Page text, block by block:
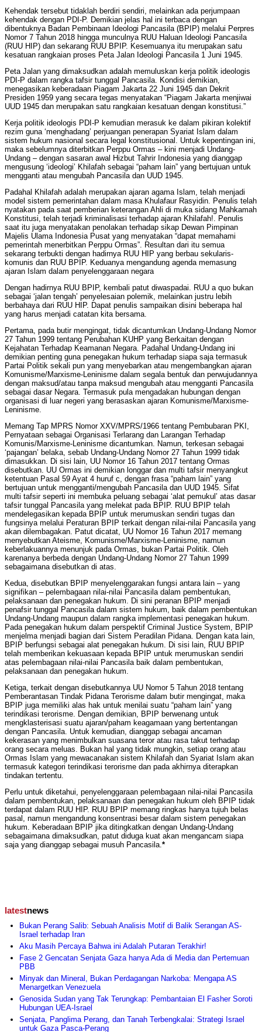
Kehendak tersebut tidaklah berdiri sendiri, melainkan ada perjumpaan
kehendak dengan PDI-P. Demikian jelas hal ini terbaca dengan
dibentuknya Badan Pembinaan Ideologi Pancasila (BPIP) melalui Perpres
Nomor 7 Tahun 2018 hingga munculnya RUU Haluan Ideologi Pancasila
(RUU HIP) dan sekarang RUU BPIP. Kesemuanya itu merupakan satu
kesatuan rangkaian proses Peta Jalan Ideologi Pancasila 1 Juni 1945.
Peta Jalan yang dimaksudkan adalah memuluskan kerja politik ideologis
PDI-P dalam rangka tafsir tunggal Pancasila. Kondisi demikian,
menegasikan keberadaan Piagam Jakarta 22 Juni 1945 dan Dekrit
Presiden 1959 yang secara tegas menyatakan “Piagam Jakarta menjiwai
UUD 1945 dan merupakan satu rangkaian kesatuan dengan konstitusi.”
Kerja politik ideologis PDI-P kemudian merasuk ke dalam pikiran kolektif
rezim guna ‘menghadang’ perjuangan penerapan Syariat Islam dalam
sistem hukum nasional secara legal konstitusional. Untuk kepentingan ini,
maka sebelumnya diterbitkan Perppu Ormas – kini menjadi Undang-
Undang – dengan sasaran awal Hizbut Tahrir Indonesia yang dianggap
mengusung ‘ideologi’ Khilafah sebagai “paham lain” yang bertujuan untuk
mengganti atau mengubah Pancasila dan UUD 1945.
Padahal Khilafah adalah merupakan ajaran agama Islam, telah menjadi
model sistem pemerintahan dalam masa Khulafaur Rasyidin. Penulis telah
nyatakan pada saat pemberian keterangan Ahli di muka sidang Mahkamah
Konstitusi, telah terjadi kriminalisasi terhadap ajaran Khilafah!. Penulis
saat itu juga menyatakan penolakan terhadap sikap Dewan Pimpinan
Majelis Ulama Indonesia Pusat yang menyatakan “dapat memahami
pemerintah menerbitkan Perppu Ormas”. Resultan dari itu semua
sekarang terbukti dengan hadirnya RUU HIP yang berbau sekularis-
komunis dan RUU BPIP. Keduanya mengandung agenda memasung
ajaran Islam dalam penyelenggaraan negara
Dengan hadirnya RUU BPIP, kembali patut diwaspadai. RUU a quo bukan
sebagai ‘jalan tengah’ penyelesaian polemik, melainkan justru lebih
berbahaya dari RUU HIP. Dapat penulis sampaikan disini beberapa hal
yang harus menjadi catatan kita bersama.
Pertama, pada butir mengingat, tidak dicantumkan Undang-Undang Nomor
27 Tahun 1999 tentang Perubahan KUHP yang Berkaitan dengan
Kejahatan Terhadap Keamanan Negara. Padahal Undang-Undang ini
demikian penting guna penegakan hukum terhadap siapa saja termasuk
Partai Politik sekali pun yang menyebarkan atau mengembangkan ajaran
Komunisme/Marxisme-Leninisme dalam segala bentuk dan perwujudannya
dengan maksud/atau tanpa maksud mengubah atau mengganti Pancasila
sebagai dasar Negara. Termasuk pula mengadakan hubungan dengan
organisasi di luar negeri yang berasaskan ajaran Komunisme/Marxisme-
Leninisme.
Memang Tap MPRS Nomor XXV/MPRS/1966 tentang Pembubaran PKI,
Pernyataan sebagai Organisasi Terlarang dan Larangan Terhadap
Komunis/Marxisme-Leninisme dicantumkan. Namun, terkesan sebagai
‘pajangan’ belaka, sebab Undang-Undang Nomor 27 Tahun 1999 tidak
dimasukkan. Di sisi lain, UU Nomor 16 Tahun 2017 tentang Ormas
disebutkan. UU Ormas ini demikian longgar dan multi tafsir menyangkut
ketentuan Pasal 59 Ayat 4 huruf c, dengan frasa “paham lain” yang
bertujuan untuk mengganti/mengubah Pancasila dan UUD 1945. Sifat
multi tafsir seperti ini membuka peluang sebagai ‘alat pemukul’ atas dasar
tafsir tunggal Pancasila yang melekat pada BPIP. RUU BPIP telah
mendelegasikan kepada BPIP untuk merumuskan sendiri tugas dan
fungsinya melalui Peraturan BPIP terkait dengan nilai-nilai Pancasila yang
akan dilembagakan. Patut dicatat, UU Nomor 16 Tahun 2017 memang
menyebutkan Ateisme, Komunisme/Marxisme-Leninisme, namun
keberlakuannya menunjuk pada Ormas, bukan Partai Politik. Oleh
karenanya berbeda dengan Undang-Undang Nomor 27 Tahun 1999
sebagaimana disebutkan di atas.
Kedua, disebutkan BPIP menyelenggarakan fungsi antara lain – yang
signifikan – pelembagaan nilai-nilai Pancasila dalam pembentukan,
pelaksanaan dan penegakan hukum. Di sini peranan BPIP menjadi
penafsir tunggal Pancasila dalam sistem hukum, baik dalam pembentukan
Undang-Undang maupun dalam rangka implementasi penegakan hukum.
Pada penegakan hukum dalam perspektif Criminal Justice System, BPIP
menjelma menjadi bagian dari Sistem Peradilan Pidana. Dengan kata lain,
BPIP berfungsi sebagai alat penegakan hukum. Di sisi lain, RUU BPIP
telah memberikan kekuasaan kepada BPIP untuk merumuskan sendiri
atas pelembagaan nilai-nilai Pancasila baik dalam pembentukan,
pelaksanaan dan penegakan hukum.
Ketiga, terkait dengan disebutkannya UU Nomor 5 Tahun 2018 tentang
Pemberantasan Tindak Pidana Terorisme dalam butir mengingat, maka
BPIP juga memiliki alas hak untuk menilai suatu “paham lain” yang
terindikasi terorisme. Dengan demikian, BPIP berwenang untuk
mengklasterisasi suatu ajaran/paham keagamaan yang bertentangan
dengan Pancasila. Untuk kemudian, dianggap sebagai ancaman
kekerasan yang menimbulkan suasana teror atau rasa takut terhadap
orang secara meluas. Bukan hal yang tidak mungkin, setiap orang atau
Ormas Islam yang mewacanakan sistem Khilafah dan Syariat Islam akan
termasuk kategori terindikasi terorisme dan pada akhirnya diterapkan
tindakan tertentu.
Perlu untuk diketahui, penyelenggaraan pelembagaan nilai-nilai Pancasila
dalam pembentukan, pelaksanaan dan penegakan hukum oleh BPIP tidak
terdapat dalam RUU HIP. RUU BPIP memang ringkas hanya tujuh belas
pasal, namun mengandung konsentrasi besar dalam sistem penegakan
hukum. Keberadaan BPIP jika ditingkatkan dengan Undang-Undang
sebagaimana dimaksudkan, patut diduga kuat akan mengancam siapa
saja yang dianggap sebagai musuh Pancasila.*
latestnews
Bukan Perang Salib: Sebuah Analisis Motif di Balik Serangan AS-
Israel terhadap Iran
Aku Masih Percaya Bahwa ini Adalah Putaran Terakhir!
Fase 2 Gencatan Senjata Gaza hanya Ada di Media dan Pertemuan
PBB
Minyak dan Mineral, Bukan Perdagangan Narkoba: Mengapa AS
Menargetkan Venezuela
Genosida Sudan yang Tak Terungkap: Pembantaian El Fasher Soroti
Hubungan UEA-Israel
Senjata, Panglima Perang, dan Tanah Terbengkalai: Strategi Israel
untuk Gaza Pasca-Perang